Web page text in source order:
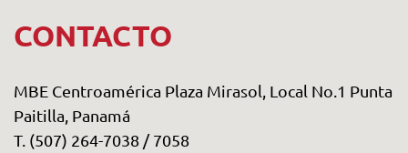
CONTACTO
MBE Centroamérica Plaza Mirasol, Local No.1 Punta
Paitilla, Panamá
T. (507) 264-7038 /7058